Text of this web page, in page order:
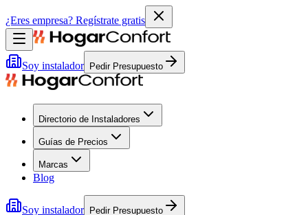
¿Eres empresa? Regístrate gratis
Soy instalador Pedir Presupuesto
Directorio de Instaladores
Guías de Precios
Marcas
Blog
Soy instalador Pedir Presupuesto